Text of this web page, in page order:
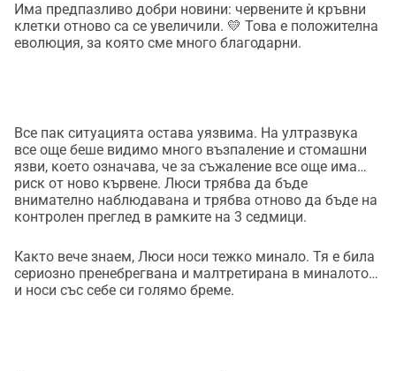
Има предпазливо добри новини: червените ѝ кръвни
клетки отново са се увеличили. 💛 Това е положителна
еволюция, за която сме много благодарни.
Все пак ситуацията остава уязвима. На ултразвука
все още беше видимо много възпаление и стомашни
язви, което означава, че за съжаление все още има
риск от ново кървене. Люси трябва да бъде
внимателно наблюдавана и трябва отново да бъде на
контролен преглед в рамките на 3 седмици.
Както вече знаем, Люси носи тежко минало. Тя е била
сериозно пренебрегвана и малтретирана в миналото…
и носи със себе си голямо бреме.